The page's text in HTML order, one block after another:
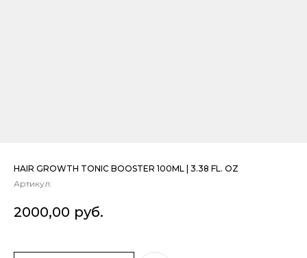
HAIR GROWTH TONIC BOOSTER 100ML | 3.38 FL. OZ
Артикул:
2000,00 руб.